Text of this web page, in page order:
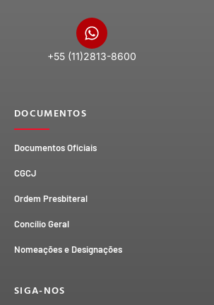
+55 (11)2813-8600
DOCUMENTOS
Documentos Oficiais
CGCJ
Ordem Presbiteral
Concílio Geral
Nomeações e Designações
SIGA-NOS